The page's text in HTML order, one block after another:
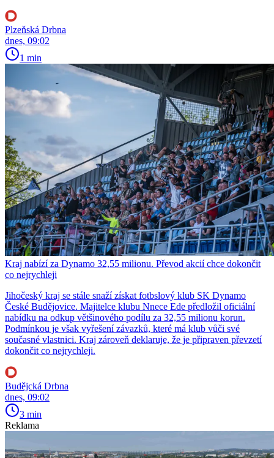
Plzeňská Drbna
dnes, 09:02
1 min
Kraj nabízí za Dynamo 32,55 milionu. Převod akcií chce dokončit
co nejrychleji
Jihočeský kraj se stále snaží získat fotbslový klub SK Dynamo
České Budějovice. Majitelce klubu Nnece Ede předložil oficiální
nabídku na odkup většinového podílu za 32,55 milionu korun.
Podmínkou je však vyřešení závazků, které má klub vůči své
současné vlastnici. Kraj zároveň deklaruje, že je připraven převzetí
dokončit co nejrychleji.
Budějcká Drbna
dnes, 09:02
3 min
Reklama